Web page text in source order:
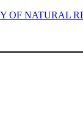
OF NATURAL